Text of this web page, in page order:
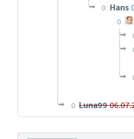
0 Hans
0
0 Luna99